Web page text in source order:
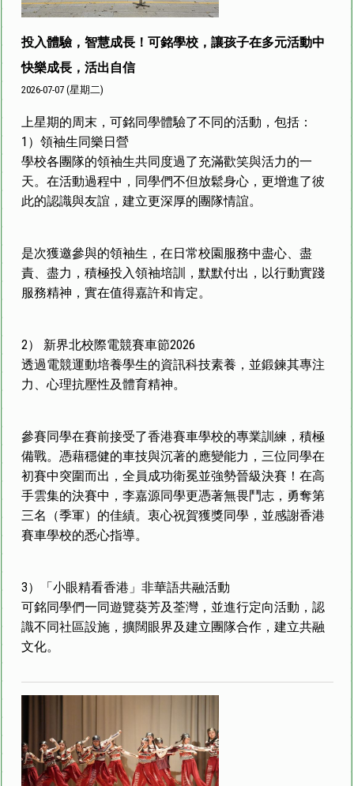
投入體驗，智慧成長！可銘學校，讓孩子在多元活動中
快樂成長，活出自信
2026-07-07 (星期二)
上星期的周末，可銘同學體驗了不同的活動，包括：
1）領袖生同樂日營
學校各團隊的領袖生共同度過了充滿歡笑與活力的一
天。在活動過程中，同學們不但放鬆身心，更增進了彼
此的認識與友誼，建立更深厚的團隊情誼。
是次獲邀參與的領袖生，在日常校園服務中盡心、盡
責、盡力，積極投入領袖培訓，默默付出，以行動實踐
服務精神，實在值得嘉許和肯定。
2） 新界北校際電競賽車節2026
透過電競運動培養學生的資訊科技素養，並鍛鍊其專注
力、心理抗壓性及體育精神。
參賽同學在賽前接受了香港賽車學校的專業訓練，積極
備戰。憑藉穩健的車技與沉著的應變能力，三位同學在
初賽中突圍而出，全員成功衛冕並強勢晉級決賽！在高
手雲集的決賽中，李嘉源同學更憑著無畏鬥志，勇奪第
三名（季軍）的佳績。衷心祝賀獲獎同學，並感謝香港
賽車學校的悉心指導。
3）「小眼精看香港」非華語共融活動
可銘同學們一同遊覽葵芳及荃灣，並進行定向活動，認
識不同社區設施，擴闊眼界及建立團隊合作，建立共融
文化。